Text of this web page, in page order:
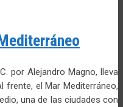
por Alejandro Magno, lleva
frente, el Mar Mediterráneo,
una de las ciudades con